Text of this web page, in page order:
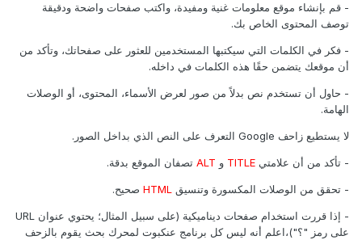
- قم بإنشاء موقع معلومات غنية ومفيدة، واكتب صفحات واضحة ودقيقة
توصف المحتوى الخاص بك.
- فكر في الكلمات التي سيكتبها المستخدمين للعثور على صفحاتك، وتأكد من
أن موقعك يتضمن حقًا هذه الكلمات في داخله.
- حاول أن تستخدم نص بدلاً من صور لعرض الأسماء، المحتوى، أو الوصلات
الهامة.
لا يستطيع زاحف Google التعرف على النص الذي بداخل الصور.
- تأكد من أن علامتي TITLEو ALTتصفان الموقع بدقة.
- تحقق من الوصلات المكسورة وتنسيقHTMLصحيح.
- إذا قررت استخدام صفحات ديناميكية (على سبيل المثال؛ يحتوي عنوان URL
على رمز "؟")،اعلم أنه ليس كل برنامج عنكبوت لمحرك بحث يقوم بالزحف